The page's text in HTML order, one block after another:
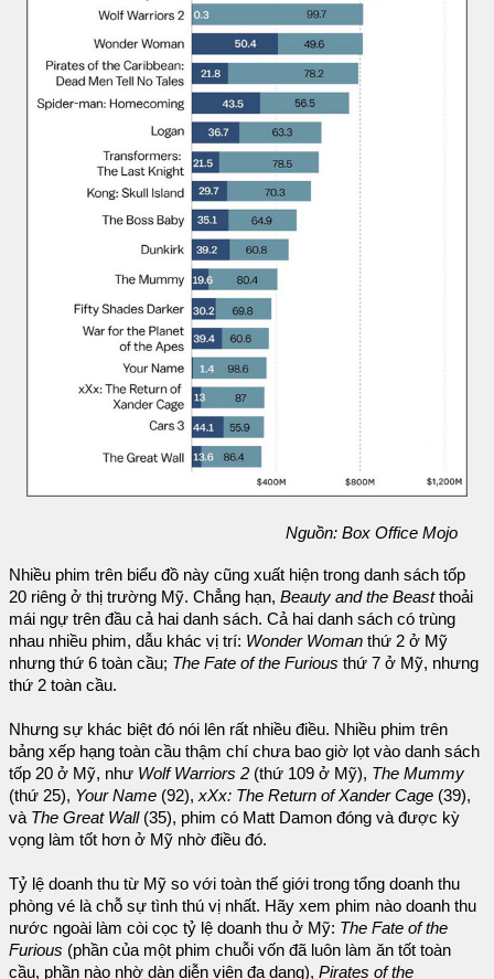
Nguồn: Box Office Mojo
Nhiều phim trên biểu đồ này cũng xuất hiện trong danh sách tốp
20 riêng ở thị trường Mỹ. Chẳng hạn, Beauty and the Beastthoải
mái ngự trên đầu cả hai danh sách. Cả hai danh sách có trùng
nhau nhiều phim, dẫu khác vị trí: Wonder Woman thứ 2 ở Mỹ
nhưng thứ 6 toàn cầu; The Fate of the Furious thứ 7 ở Mỹ, nhưng
thứ 2 toàn cầu.
Nhưng sự khác biệt đó nói lên rất nhiều điều. Nhiều phim trên
bảng xếp hạng toàn cầu thậm chí chưa bao giờ lọt vào danh sách
tốp 20 ở Mỹ, như Wolf Warriors 2 (thứ 109 ở Mỹ), The Mummy
(thứ 25), Your Name (92), xXx: The Return of Xander Cage (39),
và The Great Wall(35), phim có Matt Damon đóng và được kỳ
vọng làm tốt hơn ở Mỹ nhờ điều đó.
Tỷ lệ doanh thu từ Mỹ so với toàn thế giới trong tổng doanh thu
phòng vé là chỗ sự tình thú vị nhất. Hãy xem phim nào doanh thu
nước ngoài làm còi cọc tỷ lệ doanh thu ở Mỹ: The Fate of the
Furious (phần của một phim chuỗi vốn đã luôn làm ăn tốt toàn
cầu, phần nào nhờ dàn diễn viên đa dạng), Pirates of the